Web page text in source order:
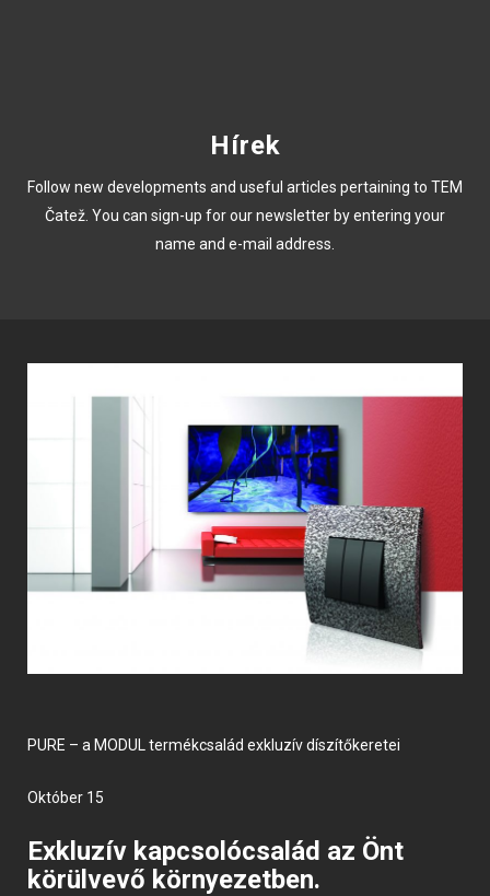
Hírek
Follow new developments and useful articles pertaining to TEM
Čatež. You can sign-up for our newsletter by entering your
name and e-mail address.
PURE – a MODUL termékcsalád exkluzív díszítőkeretei
október 15
Exkluzív kapcsolócsalád az Önt
körülvevő környezetben.